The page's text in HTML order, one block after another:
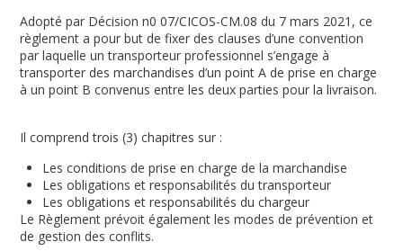
Adopté par Décision n0 07/CICOS-CM.08 du 7 mars 2021, ce
règlement a pour but de fixer des clauses d’une convention
par laquelle un transporteur professionnel s’engage à
transporter des marchandises d’un point A de prise en charge
à un point B convenus entre les deux parties pour la livraison.
Il comprend trois (3) chapitres sur :
Les conditions de prise en charge de la marchandise
Les obligations et responsabilités du transporteur
Les obligations et responsabilités du chargeur
Le Règlement prévoit également les modes de prévention et
de gestion des conflits.